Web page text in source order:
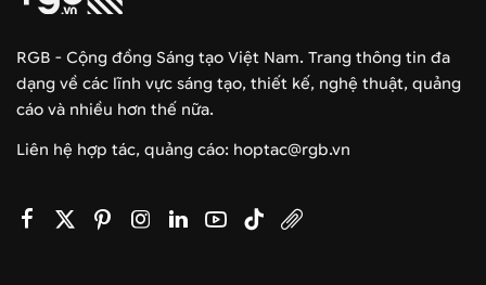
RGB - Cộng đồng Sáng tạo Việt Nam. Trang thông tin đa
dạng về các lĩnh vực sáng tạo, thiết kế, nghệ thuật, quảng
cáo và nhiều hơn thế nữa.
Liên hệ hợp tác, quảng cáo: hoptac@rgb.vn